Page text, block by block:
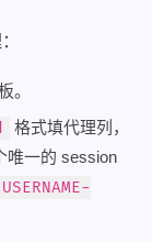
。
格式填代理列，
唯一的 session
USERNAME-